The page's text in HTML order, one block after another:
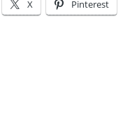
X Pinterest